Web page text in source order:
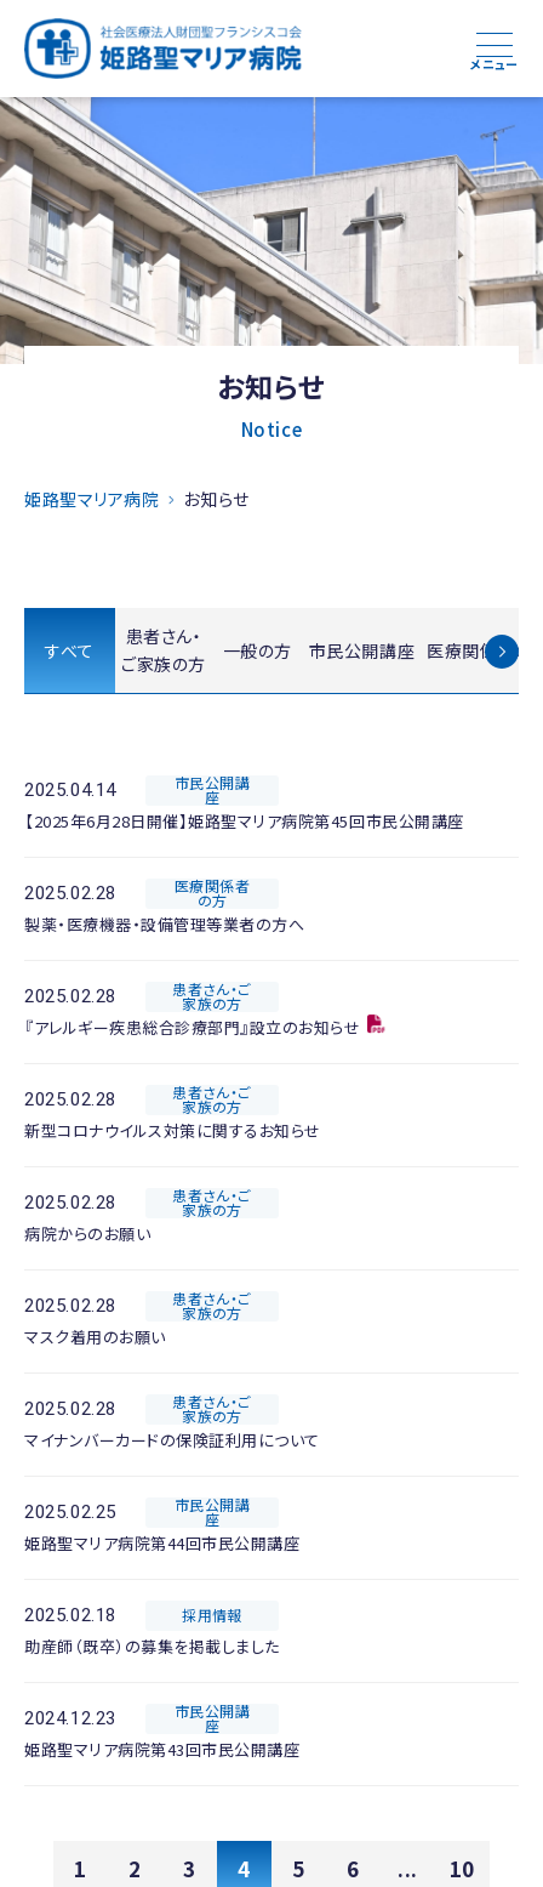
メニュー
お知らせ
Notice
姫路聖マリア病院 お知らせ
すべて
患者さん・
ご家族の方
一般の方 市民公開講座 医療関係者の
2025.04.14 市民公開講
座
【2025年6月28日開催】姫路聖マリア病院第45回市民公開講座
2025.02.28 医療関係者
の方
製薬・医療機器・設備管理等業者の方へ
2025.02.28 患者さん・ご
家族の方
『アレルギー疾患総合診療部門』設立のお知らせ
2025.02.28 患者さん・ご
家族の方
新型コロナウイルス対策に関するお知らせ
2025.02.28 患者さん・ご
家族の方
病院からのお願い
2025.02.28 患者さん・ご
家族の方
マスク着用のお願い
2025.02.28 患者さん・ご
家族の方
マイナンバーカードの保険証利用について
2025.02.25 市民公開講
座
姫路聖マリア病院第44回市民公開講座
2025.02.18 採用情報
助産師（既卒）の募集を掲載しました
2024.12.23 市民公開講
座
姫路聖マリア病院第43回市民公開講座
1 2 3 4 5 6 ... 10